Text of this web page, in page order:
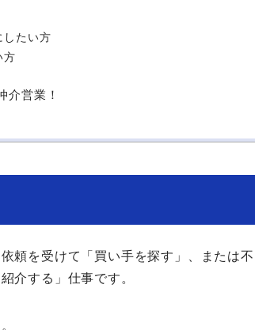
したい方
方
介営業！
頼を受けて「買い手を探す」、または不
介する」仕事です。